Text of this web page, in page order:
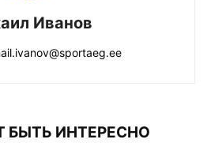
Иванов
БЫТЬ ИНТЕРЕСНО